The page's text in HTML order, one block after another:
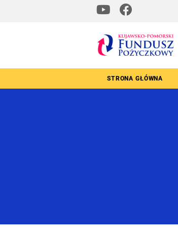
STRONA GŁÓWNA